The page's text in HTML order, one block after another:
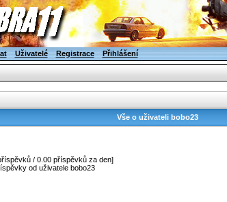
Uživatelé Registrace Přihlášení
Vše o uživateli bobo23
/ 0.00 příspěvků za den]
od uživatele bobo23